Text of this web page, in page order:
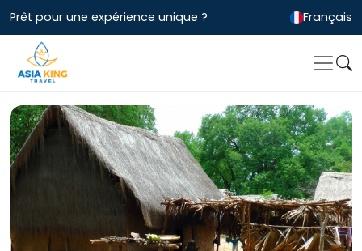
Prêt pour une expérience unique ? Français